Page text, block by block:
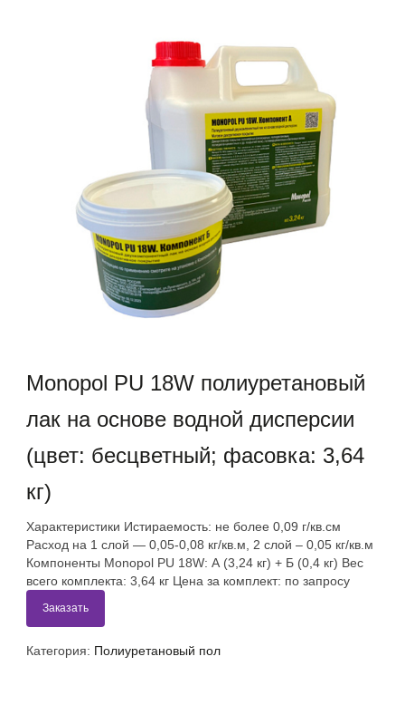
Monopol PU 18W полиуретановый
лак на основе водной дисперсии
(цвет: бесцветный; фасовка: 3,64
кг)
Характеристики Истираемость: не более 0,09 г/кв.см
Расход на 1 слой — 0,05-0,08 кг/кв.м, 2 слой – 0,05 кг/кв.м
Компоненты Monopol PU 18W: А (3,24 кг) + Б (0,4 кг) Вес
всего комплекта: 3,64 кг Цена за комплект: по запросу
Заказать
Категория: Полиуретановый пол